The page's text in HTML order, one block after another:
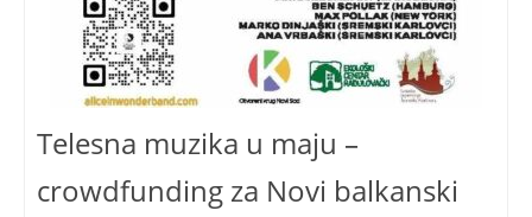
Telesna muzika u maju –
crowdfunding za Novi balkanski